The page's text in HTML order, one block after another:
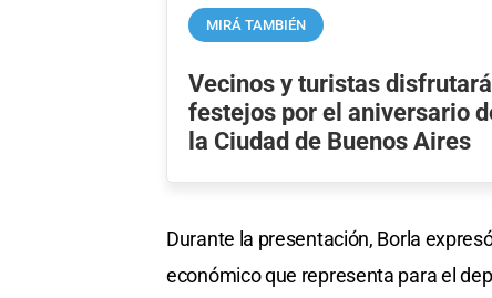
MIRÁ TAMBIÉN
Vecinos y turistas
festejos por el aniversario
la Ciudad de Buenos Aires
Durante la presentación, Borla
económico que representa para el